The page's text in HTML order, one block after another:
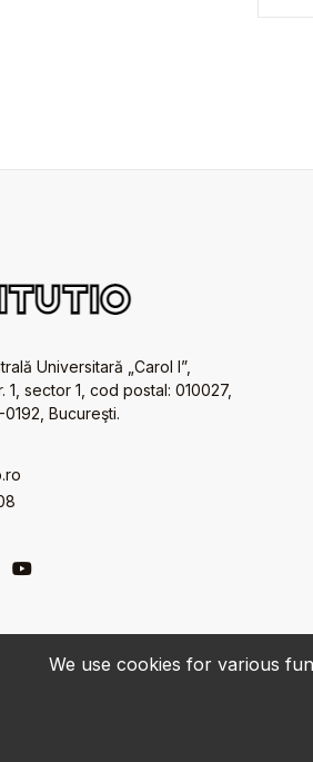
We use cookies for various
Universitară „Carol I”,
1, sector 1, cod postal: 010027,
Bucureşti.